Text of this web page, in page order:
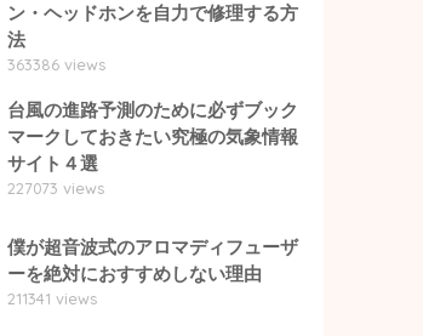
ン・ヘッドホンを自力で修理する方
法
363386 views
台風の進路予測のために必ずブック
マークしておきたい究極の気象情報
サイト４選
227073 views
僕が超音波式のアロマディフューザ
ーを絶対におすすめしない理由
211341 views